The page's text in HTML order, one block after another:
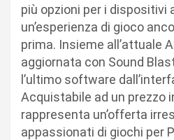
più opzioni per i dispositivi
un’esperienza di gioco
prima. Insieme all’attuale
aggiornata con Sound
l’ultimo software
Acquistabile ad un prezzo
rappresenta un’offerta
appassionati di giochi per